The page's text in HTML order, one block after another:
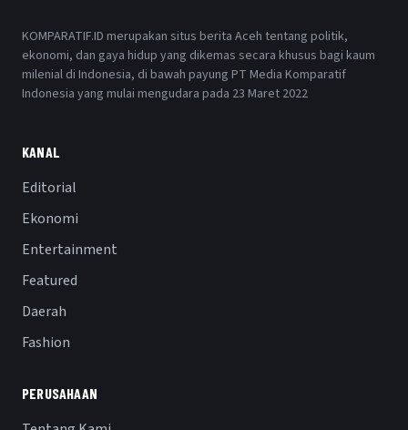
KOMPARATIF.ID merupakan situs berita Aceh tentang politik,
ekonomi, dan gaya hidup yang dikemas secara khusus bagi kaum
milenial di Indonesia, di bawah payung PT Media Komparatif
Indonesia yang mulai mengudara pada 23 Maret 2022
KANAL
Editorial
Ekonomi
Entertainment
Featured
Daerah
Fashion
PERUSAHAAN